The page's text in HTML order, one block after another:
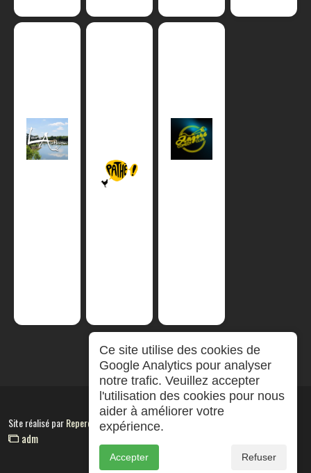
Site réalisé parRepereCom
adm
Ce site utilise des cookies de
Google Analytics pour analyser
notre trafic. Veuillez accepter
l'utilisation des cookies pour nous
aider à améliorer votre
expérience.
Accepter Refuser